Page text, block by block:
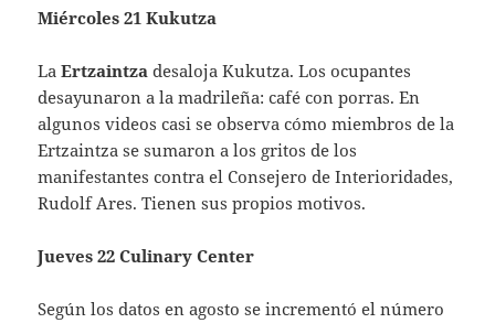
Miércoles 21 Kukutza
LaErtzaintza desaloja Kukutza. Los ocupantes
desayunaron a la madrileña: café con porras. En
algunos videos casi se observa cómo miembros de la
Ertzaintza se sumaron a los gritos de los
manifestantes contra el Consejero de Interioridades,
Rudolf Ares. Tienen sus propios motivos.
Jueves 22 Culinary Center
Según los datos en agosto se incrementó el número